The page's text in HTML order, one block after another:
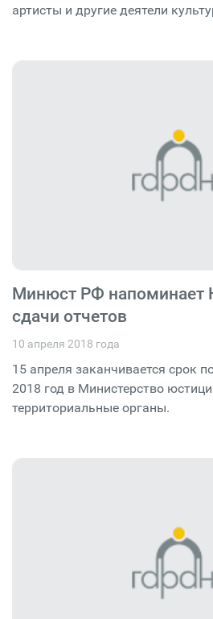
артисты и другие деятели
Минюст РФ напоминает
сдачи отчетов
10 апреля 2018 года
15 апреля заканчивается срок
2018 год в Министерство
территориальные органы.